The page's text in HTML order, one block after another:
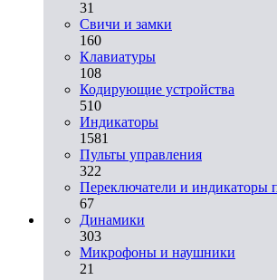
31
Свичи и замки
160
Клавиатуры
108
Кодирующие устройства
510
Индикаторы
1581
Пульты управления
322
Переключатели и индикаторы
67
Динамики
303
Микрофоны и наушники
21